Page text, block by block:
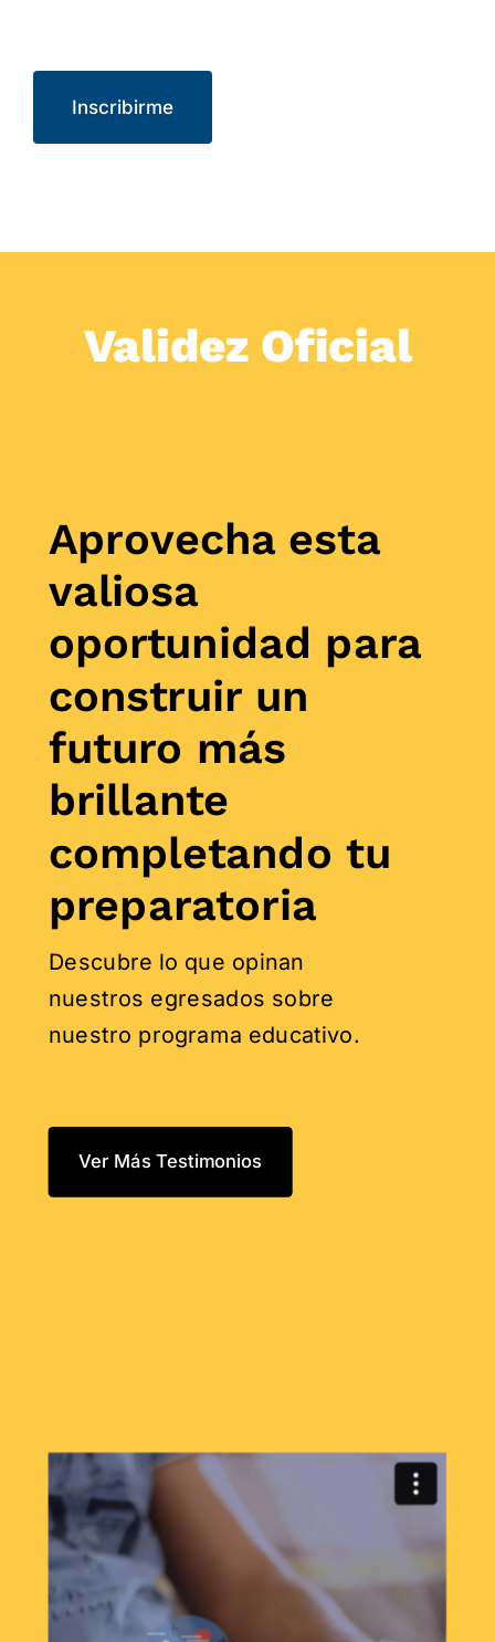
Inscribirme
Validez Oficial
Aprovecha esta
valiosa
oportunidad para
construir un
futuro más
brillante
completando tu
preparatoria
Descubre lo que opinan
nuestros egresados sobre
nuestro programa educativo.
Ver Más Testimonios